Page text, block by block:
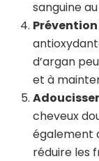
sanguine
d’argan
et à
cheveux
également
réduire les